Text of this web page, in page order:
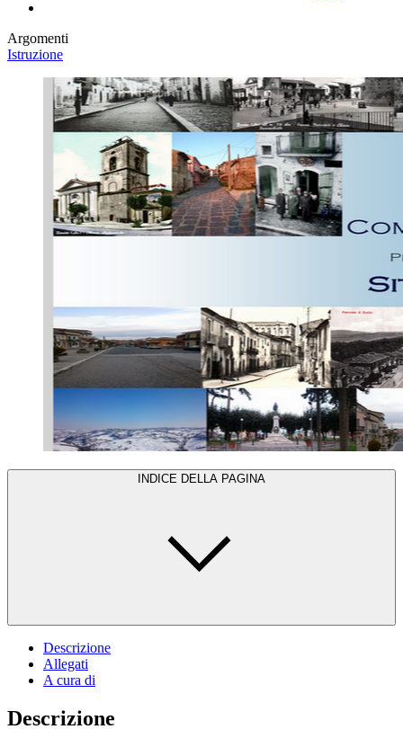
Argomenti
Istruzione
INDICE DELLA PAGINA
Descrizione
Allegati
A cura di
Descrizione